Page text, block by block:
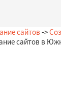
сайтов ->
сайтов в